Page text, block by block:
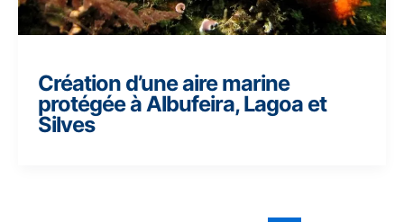
Création d’une aire marine
protégée à Albufeira, Lagoa et
Silves